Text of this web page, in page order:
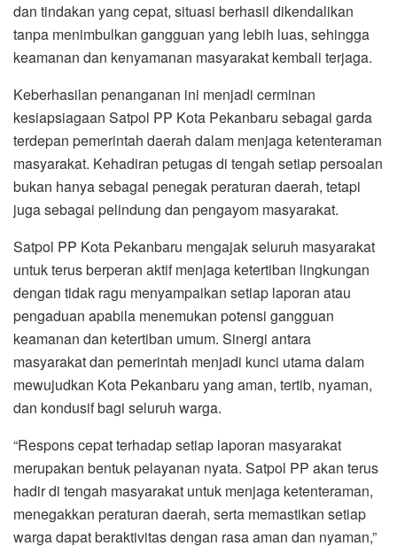
dan tindakan yang cepat, situasi berhasil dikendalikan
tanpa menimbulkan gangguan yang lebih luas, sehingga
keamanan dan kenyamanan masyarakat kembali terjaga.
Keberhasilan penanganan ini menjadi cerminan
kesiapsiagaan Satpol PP Kota Pekanbaru sebagai garda
terdepan pemerintah daerah dalam menjaga ketenteraman
masyarakat. Kehadiran petugas di tengah setiap persoalan
bukan hanya sebagai penegak peraturan daerah, tetapi
juga sebagai pelindung dan pengayom masyarakat.
Satpol PP Kota Pekanbaru mengajak seluruh masyarakat
untuk terus berperan aktif menjaga ketertiban lingkungan
dengan tidak ragu menyampaikan setiap laporan atau
pengaduan apabila menemukan potensi gangguan
keamanan dan ketertiban umum. Sinergi antara
masyarakat dan pemerintah menjadi kunci utama dalam
mewujudkan Kota Pekanbaru yang aman, tertib, nyaman,
dan kondusif bagi seluruh warga.
“Respons cepat terhadap setiap laporan masyarakat
merupakan bentuk pelayanan nyata. Satpol PP akan terus
hadir di tengah masyarakat untuk menjaga ketenteraman,
menegakkan peraturan daerah, serta memastikan setiap
warga dapat beraktivitas dengan rasa aman dan nyaman,”